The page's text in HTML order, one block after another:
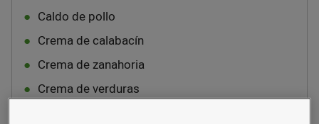
Caldo de pollo
Crema de calabacín
Crema de zanahoria
Crema de verduras